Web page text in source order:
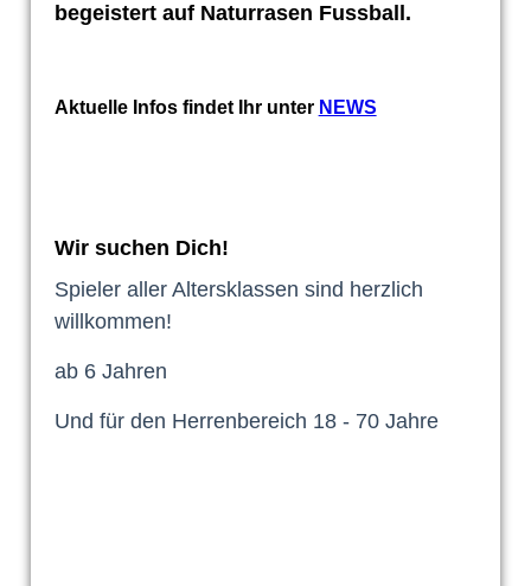
begeistert auf Naturrasen Fussball.
Aktuelle Infos findet Ihr unter NEWS
Wir suchen Dich!
Spieler aller Altersklassen sind herzlich
willkommen!
ab 6 Jahren
Und für den Herrenbereich 18 - 70 Jahre